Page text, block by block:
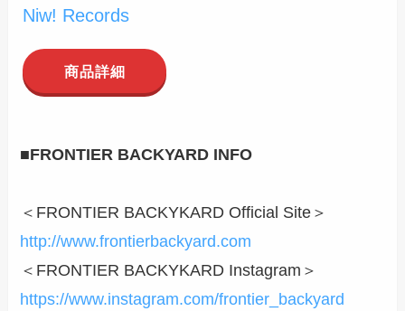
Niw! Records
商品詳細
■FRONTIER BACKYARD INFO
＜FRONTIER BACKYKARD Official Site＞
http://www.frontierbackyard.com
＜FRONTIER BACKYKARD Instagram＞
https://www.instagram.com/frontier_backyard